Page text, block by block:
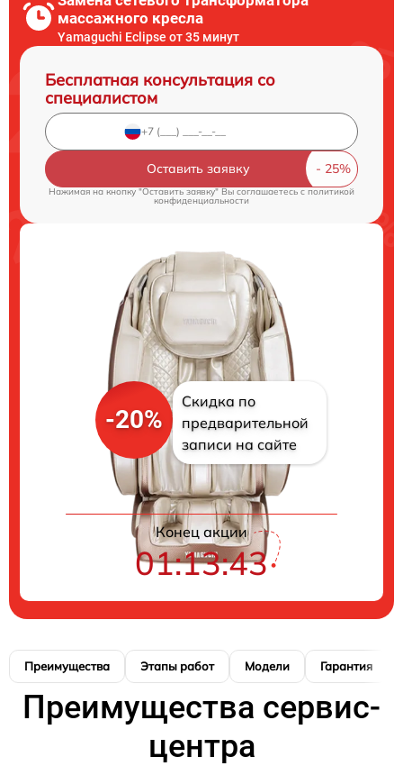
массажного кресла
Yamaguchi Eclipse от 35 минут
Бесплатная консультация со
специалистом
Оставить заявку
Нажимая на кнопку "Оставить заявку" Вы соглашаетесь cполитикой
конфиденциальности
-20%
Скидка по
предварительной
записи на сайте
Конец акции
01:13:42
Преимущества Этапы работ Модели Гарантия
Преимущества сервис-
центра